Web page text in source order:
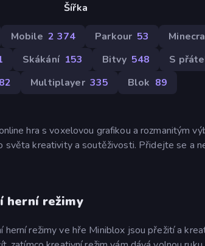
Šířka
Mobile 2 374 Parkour 53
Skákání 153 Bitvy 548 S
Multiplayer 335 Blok 89
hra s voxelovou grafikou a rozmanitým
světa kreativity a soutěživosti. Přidejte se a
herní režimy
herní režimy ve hře Miniblox jsou přežití a